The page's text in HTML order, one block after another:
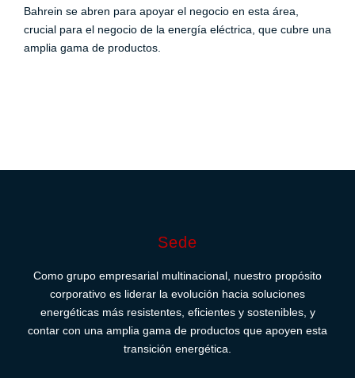
Bahrein se abren para apoyar el negocio en esta área,
crucial para el negocio de la energía eléctrica, que cubre una
amplia gama de productos.
Sede
Como grupo empresarial multinacional, nuestro propósito
corporativo es liderar la evolución hacia soluciones
energéticas más resistentes, eficientes y sostenibles, y
contar con una amplia gama de productos que apoyen esta
transición energética.